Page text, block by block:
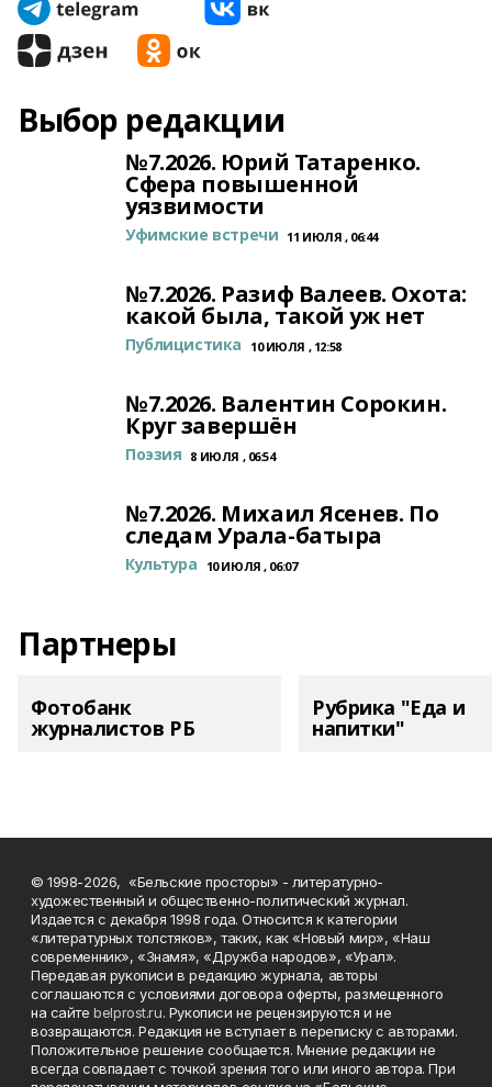
Выбор редакции
№7.2026. Юрий Татаренко.
Сфера повышенной
уязвимости
Уфимские встречи 11 ИЮЛЯ , 06:44
№7.2026. Разиф Валеев. Охота:
какой была, такой уж нет
Публицистика 10 ИЮЛЯ , 12:58
№7.2026. Валентин Сорокин.
Круг завершён
Поэзия 8 ИЮЛЯ , 06:54
№7.2026. Михаил Ясенев. По
следам Урала-батыра
Культура 10 ИЮЛЯ , 06:07
Партнеры
Фотобанк
журналистов РБ
Рубрика "Еда и
напитки"
© 1998-2026, «Бельские просторы» - литературно-
художественный и общественно-политический журнал.
Издается с декабря 1998 года. Относится к категории
«литературных толстяков», таких, как «Новый мир», «Наш
современник», «Знамя», «Дружба народов», «Урал».
Передавая рукописи в редакцию журнала, авторы
соглашаются с условиями договора оферты, размещенного
на сайтеbelprost.ru. Рукописи не рецензируются и не
возвращаются. Редакция не вступает в переписку с авторами.
Положительное решение сообщается. Мнение редакции не
всегда совпадает с точкой зрения того или иного автора. При